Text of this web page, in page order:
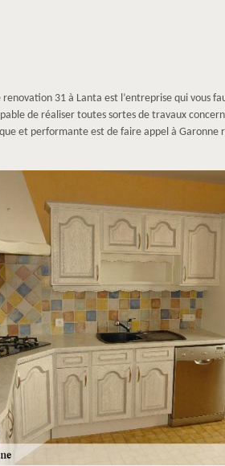
31 à Lanta est l’entreprise qui vous
de réaliser toutes sortes de travaux
et performante est de faire appel à Garonne